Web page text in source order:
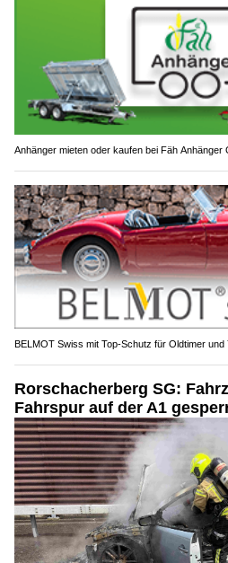
Anhänger mieten oder kaufen bei Fäh Anhänger
BELMOT Swiss mit Top-Schutz für Oldtimer und
Rorschacherberg SG:
Fahrspur auf der A1